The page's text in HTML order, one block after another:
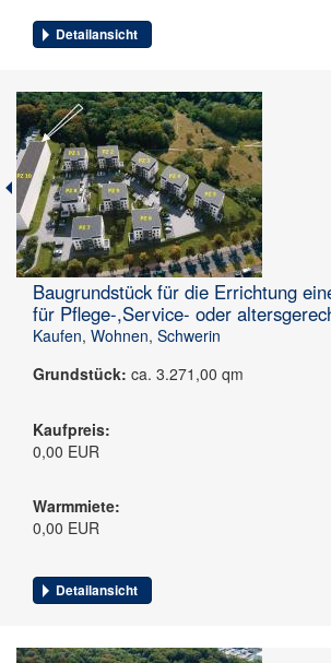
Detailansicht
Baugrundstück für die Errichtung
für Pflege-,Service- oder
Kaufen, Wohnen, Schwerin
Grundstück: ca. 3.271,00 qm
Kaufpreis:
0,00 EUR
Warmmiete:
0,00 EUR
Detailansicht